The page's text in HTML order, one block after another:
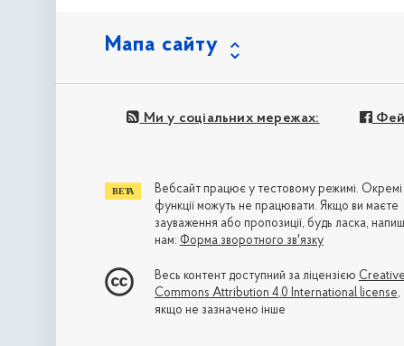
Мапа сайту
Ми у соціальних мережах:
Вебсайт працює у тестовому режимі. Окремі
функції можуть не працювати. Якщо ви маєте
зауваження або пропозиції, будь ласка,
нам: Форма зворотного зв'язку
Весь контент доступний за ліцензією Creative
Commons Attribution 4.0 International license,
якщо не зазначено інше